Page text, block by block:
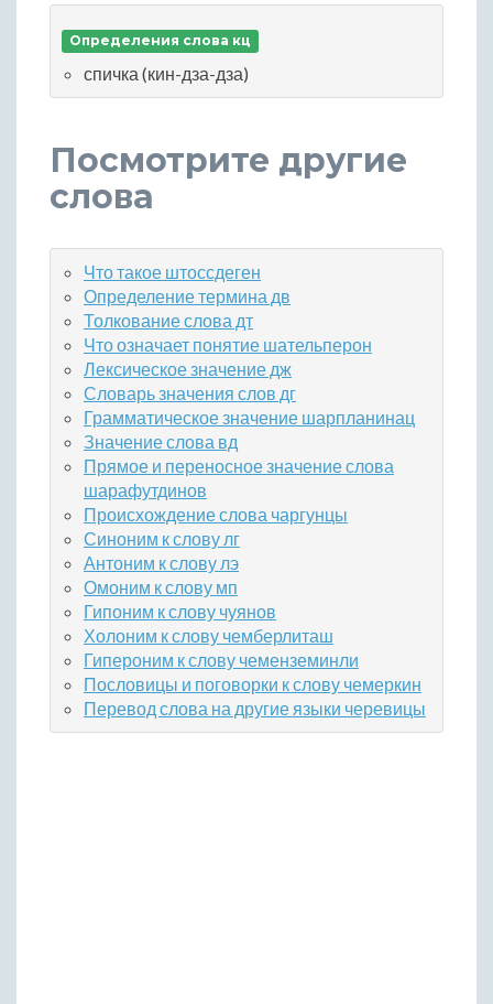
Определения слова кц
спичка (кин-дза-дза)
Посмотрите другие
слова
Что такое штоссдеген
Определение термина дв
Толкование слова дт
Что означает понятие шательперон
Лексическое значение дж
Словарь значения слов дг
Грамматическое значение шарпланинац
Значение слова вд
Прямое и переносное значение слова
шарафутдинов
Происхождение слова чаргунцы
Синоним к слову лг
Антоним к слову лэ
Омоним к слову мп
Гипоним к слову чуянов
Холоним к слову чемберлиташ
Гипероним к слову чеменземинли
Пословицы и поговорки к слову чемеркин
Перевод слова на другие языки черевицы